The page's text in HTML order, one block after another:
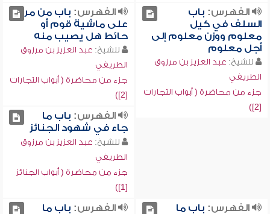
الفهرس: باب
السلف في كيل
معلوم ووزن معلوم إلى
أجل معلوم
للشيخ: عبد العزيز بن مرزوق
الطريفي
جزء من محاضرة ( أبواب التجارات
[2])
الفهرس: باب من مر
على ماشية قوم أو
حائط هل يصيب منه
للشيخ: عبد العزيز بن مرزوق
الطريفي
جزء من محاضرة ( أبواب التجارات
[2])
الفهرس: باب ما
جاء في شهود الجنائز
للشيخ: عبد العزيز بن مرزوق
الطريفي
جزء من محاضرة ( أبواب الجنائز
[1])
الفهرس: باب ما
الفهرس: باب ما